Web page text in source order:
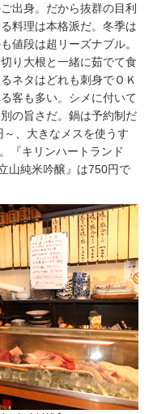
出身。だから抜群の目利
料理は本格派だ。冬季は
値段は超リーズナブル。
り大根と一緒に茹でて食
ネタはどれも刺身でＯＫ
客も多い。シメに付いて
の旨さだ。鍋は予約制だ
、大きなメスを使うす
『キリンハートランド
山純米吟醸』は750円で